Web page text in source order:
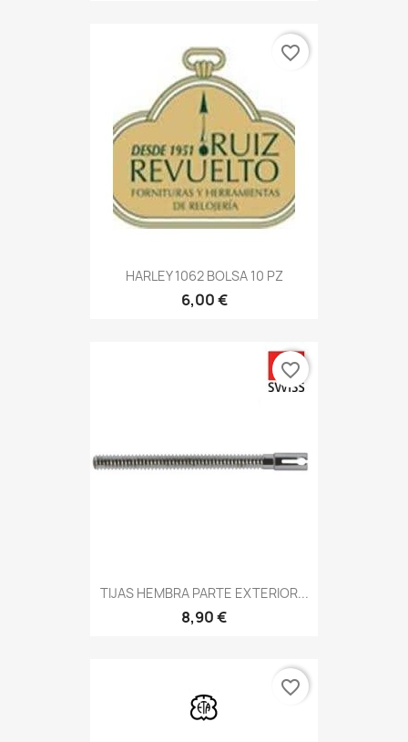
HARLEY 1062 BOLSA 10 PZ
6,00 €
favorite_border
TIJAS HEMBRA PARTE EXTERIOR...
8,90 €
favorite_border
favorite_border